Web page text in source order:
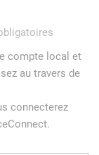
compte local et
au travers de
connecterez